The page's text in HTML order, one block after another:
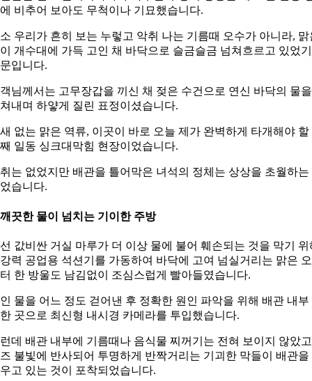
비추어 보아도 무척이나 기묘했습니다.
우리가 흔히 보는 누렇고 악취 나는 기름때 오수가 아니라, 맑
개수대에 가득 고인 채 바닥으로 슬금슬금 넘쳐흐르고 있었기
입니다.
님께서는 고무장갑을 끼신 채 젖은 수건으로 연신 바닥의 물을
내며 하얗게 질린 표정이셨습니다.
없는 맑은 역류, 이곳이 바로 오늘 제가 완벽하게 타개해야 할
일동 싱크대막힘 현장이었습니다.
는 없었지만 배관을 틀어막은 녀석의 정체는 상상을 초월하는
습니다.
끗한 물이 넘치는 기이한 주방
값비싼 거실 마루가 더 이상 물에 불어 훼손되는 것을 막기 위
력 공업용 석션기를 가동하여 바닥에 고여 넘실거리는 맑은
한 방울도 남김없이 조심스럽게 빨아들였습니다.
물을 어느 정도 걷어낸 후 정확한 원인 파악을 위해 배관 내부
곳으로 최신형 내시경 카메라를 투입했습니다.
데 배관 내부에 기름때나 음식물 찌꺼기는 전혀 보이지 않았
불빛에 반사되어 투명하게 반짝거리는 기괴한 막들이 배관을
고 있는 것이 포착되었습니다.